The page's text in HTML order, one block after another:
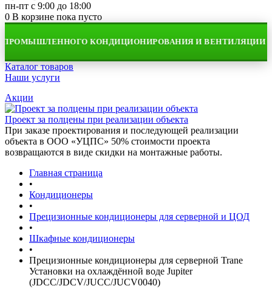
пн-пт с 9:00 до 18:00
0 В корзине пока пусто
КОНДИЦИОНИРОВАНИЯ И ВЕНТИЛЯЦИИ
Каталог товаров
Наши услуги
Акции
Проект за полцены при реализации объекта
При заказе проектирования и последующей реализации
объекта в ООО «УЦПС» 50% стоимости проекта
возвращаются в виде скидки на монтажные работы.
Главная страница
•
Кондиционеры
•
Прецизионные кондиционеры для серверной и ЦОД
•
Шкафные кондиционеры
•
Прецизионные кондиционеры для серверной Trane
Установки на охлаждённой воде Jupiter
(JDCC/JDCV/JUCC/JUCV0040)